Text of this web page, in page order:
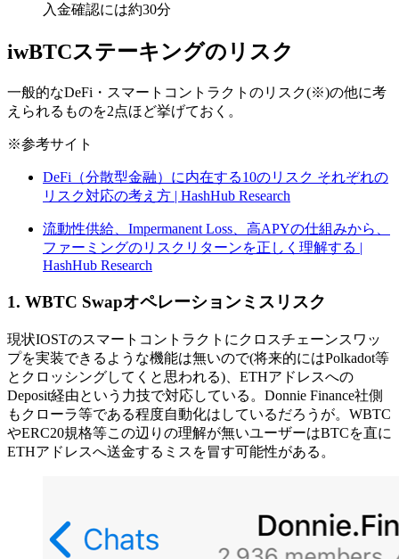
入金確認には約30分
iwBTCステーキングのリスク
一般的なDeFi・スマートコントラクトのリスク(※)の他に考
えられるものを2点ほど挙げておく。
※参考サイト
DeFi（分散型金融）に内在する10のリスク それぞれの
リスク対応の考え方 | HashHub Research
流動性供給、Impermanent Loss、高APYの仕組みから、
ファーミングのリスクリターンを正しく理解する |
HashHub Research
1. WBTC Swapオペレーションミスリスク
現状IOSTのスマートコントラクトにクロスチェーンスワッ
プを実装できるような機能は無いので(将来的にはPolkadot等
とクロッシングしてくと思われる)、ETHアドレスへの
Deposit経由という力技で対応している。Donnie Finance社側
もクローラ等である程度自動化はしているだろうが。WBTC
やERC20規格等この辺りの理解が無いユーザーはBTCを直に
ETHアドレスへ送金するミスを冒す可能性がある。